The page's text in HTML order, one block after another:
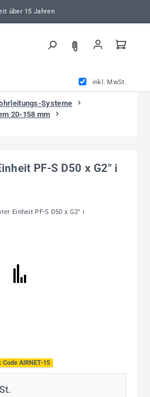
über 15 Jahren
inkl. MwSt.
Systeme
20-158 mm
PF-S D50 x G2" i
Code AIRNET-15